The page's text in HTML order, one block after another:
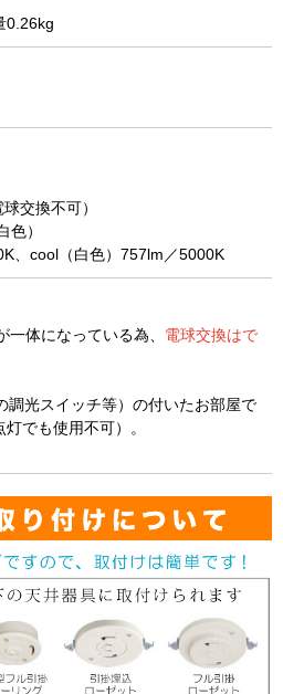
0.26kg
交換不可）
色）
、cool（白色）757lm／5000K
体になっている為、 電球交換はで
調光スイッチ等）の付いたお部屋で
でも使用不可）。